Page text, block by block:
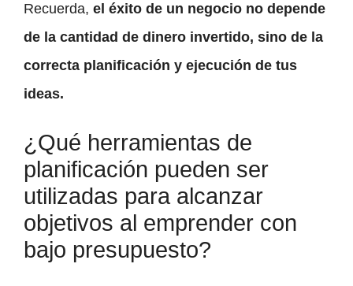
Recuerda, el éxito de un negocio no depende
de la cantidad de dinero invertido, sino de la
correcta planificación y ejecución de tus
ideas.
¿Qué herramientas de
planificación pueden ser
utilizadas para alcanzar
objetivos al emprender con
bajo presupuesto?